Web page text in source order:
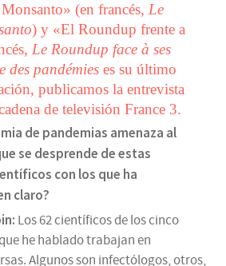
(en francés, Le
) y «El Roundup frente a
Le Roundup face à ses
des pandémies es su último
publicamos la entrevista
de televisión France 3.
de pandemias amenaza al
se desprende de estas
con los que ha
claro?
Los 62 científicos de los cinco
he hablado trabajan en
Algunos son infectólogos, otros,